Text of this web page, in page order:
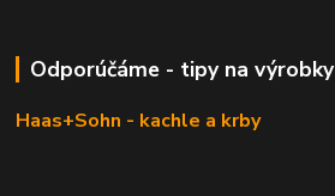
Odporúčáme - tipy na výrobky
Haas+Sohn - kachle a krby